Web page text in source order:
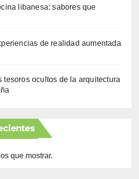
libanesa: sabores que
de realidad aumentada
tesoros ocultos de la arquitectura
que mostrar.